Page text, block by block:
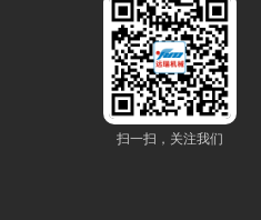
扫一扫，关注我们